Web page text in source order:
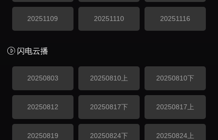
20251109 20251110 20251116
闪电云播
20250803 20250810上 20250810下
20250812 20250817下 20250817上
20250819 20250824下 20250824上